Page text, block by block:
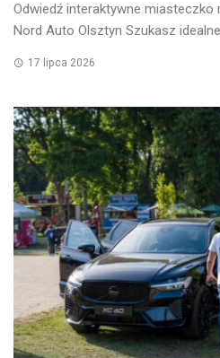
Odwiedź interaktywne miasteczko
Nord Auto Olsztyn Szukasz
17 lipca 2026